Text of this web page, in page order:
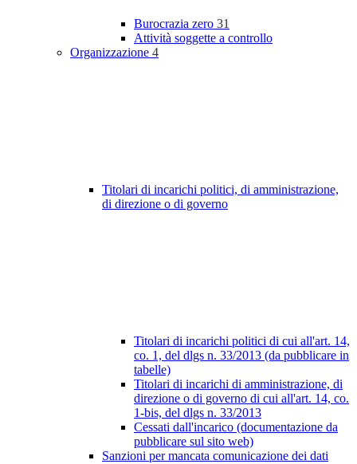
Burocrazia zero 31
Attività soggette a controllo
Organizzazione 4
Titolari di incarichi politici, di amministrazione,
di direzione o di governo
Titolari di incarichi politici di cui all'art. 14,
co. 1, del dlgs n. 33/2013 (da pubblicare in
tabelle)
Titolari di incarichi di amministrazione, di
direzione o di governo di cui all'art. 14, co.
1-bis, del dlgs n. 33/2013
Cessati dall'incarico (documentazione da
pubblicare sul sito web)
Sanzioni per mancata comunicazione dei dati